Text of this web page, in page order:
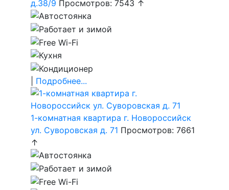
д.38/9 Просмотров: 7543 ↑
Подробнее...
1-комнатная квартира г. Новороссийск
ул. Суворовская д. 71 Просмотров: 7661
↑